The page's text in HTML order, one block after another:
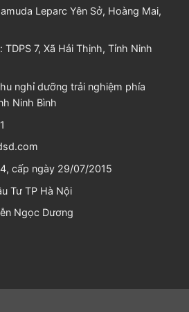
Leparc Yên Sở, Hoàng Mai,
7, Xã Hải Thịnh, Tỉnh Ninh
nghỉ dưỡng trải nghiệm phía
Ninh Bình
cấp ngày 29/07/2015
Tư TP Hà Nội
Ngọc Dương